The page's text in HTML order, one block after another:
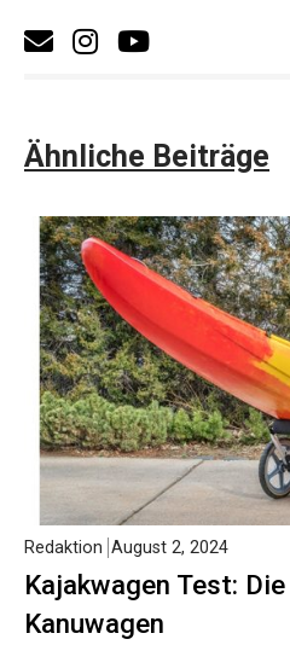
Ähnliche Beiträge
Kajakwagen Test:
Kanuwagen
Redaktion August 2, 2024